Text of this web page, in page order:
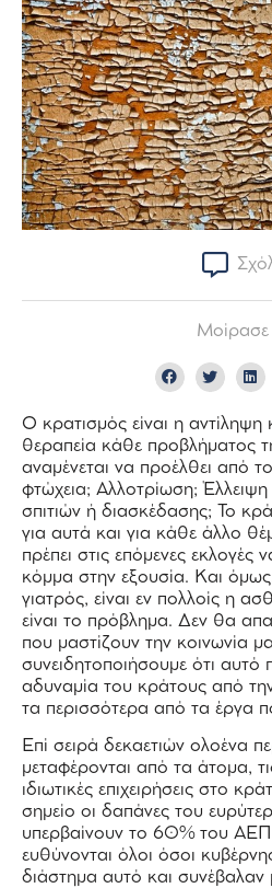
Μοίρασε
Ο κρατισμός είναι η αντίληψη
θεραπεία κάθε προβλήματος
αναμένεται να προέλθει από
φτώχεια; Αλλοτρίωση;
σπιτιών ή διασκέδασης; Το
για αυτά και για κάθε άλλο
πρέπει στις επόμενες εκλογές
κόμμα στην εξουσία. Και
γιατρός, είναι εν πολλοίς η
είναι το πρόβλημα. Δεν θα
που μαστίζουν την κοινωνία
συνειδητοποιήσουμε ότι αυτό
αδυναμία του κράτους από
τα περισσότερα από τα έργα
Επί σειρά δεκαετιών ολοένα
μεταφέρονται από τα άτομα,
ιδιωτικές επιχειρήσεις στο
σημείο οι δαπάνες του
υπερβαίνουν το 60% του
ευθύνονται όλοι όσοι
διάστημα αυτό και συνέβαλαν